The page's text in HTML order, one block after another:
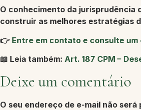
O conhecimento da jurisprudência
construir as melhores estratégias
👉 Entre em contato e consulte
📖 Leia também: Art. 187 CPM –
Deixe um comentário
O seu endereço de e-mail não será